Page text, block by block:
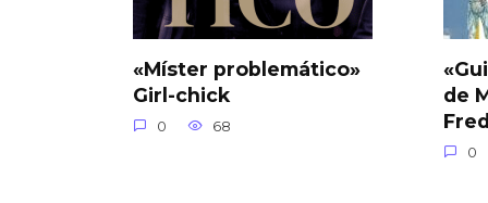
«Míster problemático»
Girl-chick
0 68
de
0